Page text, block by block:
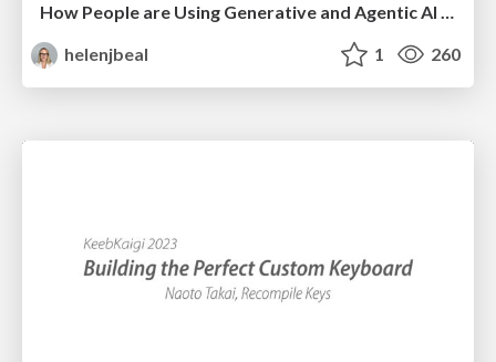
How People are Using Generative and Agentic AI to Supercharge Their Products, Projects, Services and Value Streams Today
helenjbeal
1 260